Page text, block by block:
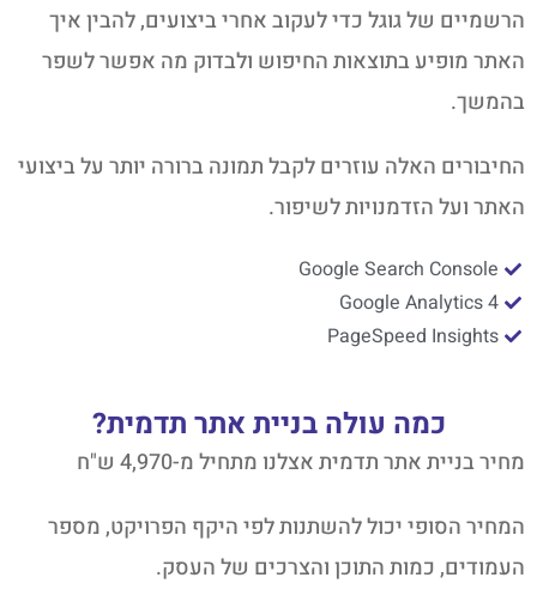
הרשמיים של גוגל כדי לעקוב אחרי ביצועים, להבין איך
האתר מופיע בתוצאות החיפוש ולבדוק מה אפשר לשפר
בהמשך.
החיבורים האלה עוזרים לקבל תמונה ברורה יותר על ביצועי
האתר ועל הזדמנויות לשיפור.
Google Search Console
Google Analytics 4
PageSpeed Insights
כמה עולה בניית אתר תדמית?
מחיר בניית אתר תדמית אצלנו מתחיל מ-4,970 ש"ח
המחיר הסופי יכול להשתנות לפי היקף הפרויקט, מספר
העמודים, כמות התוכן והצרכים של העסק.